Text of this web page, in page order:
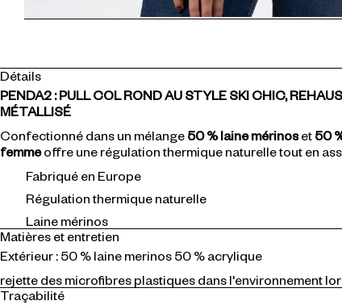
Détails
PENDA2 : PULL COL ROND AU STYLE SKI CHIC,
MÉTALLISÉ
Confectionné dans un mélange50 % laine mérinoset50
femmeoffre une régulation thermique naturelle tout en
Fabriqué en Europe
Régulation thermique naturelle
Laine mérinos
Matières et entretien
Extérieur : 50 % laine merinos 50 % acrylique
rejette des microfibres plastiques dans l'environnement
Traçabilité